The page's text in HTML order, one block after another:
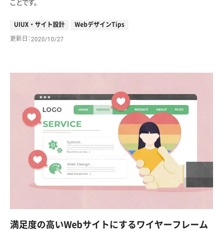
ことです。
UIUX・サイト設計 WebデザインTips
更新日 2020/10/27
満足度の高いWebサイトにするワイヤーフレーム